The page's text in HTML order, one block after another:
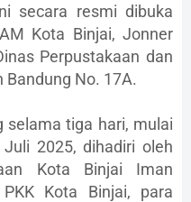
secara resmi dibuka
Kota Binjai, Jonner
Perpustakaan dan
Bandung No. 17A.
selama tiga hari, mulai
2025, dihadiri oleh
Kota Binjai Iman
Kota Binjai, para